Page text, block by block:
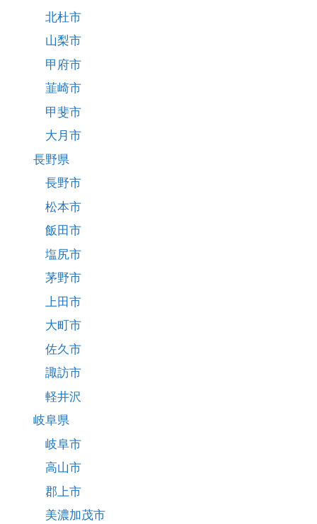
北杜市
山梨市
甲府市
韮崎市
甲斐市
大月市
長野県
長野市
松本市
飯田市
塩尻市
茅野市
上田市
大町市
佐久市
諏訪市
軽井沢
岐阜県
岐阜市
高山市
郡上市
美濃加茂市